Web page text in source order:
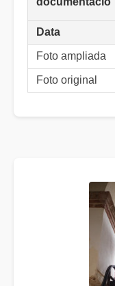
Data
Foto ampliada
Foto original